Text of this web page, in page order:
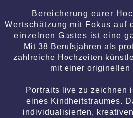
Bereicherung eurer
Wertschätzung mit Fokus
einzelnen Gastes ist eine
Mit 38 Berufsjahren als
zahlreiche Hochzeiten
mit einer originellen
Portraits live zu zeichnen
eines Kindheitstraumes.
individualisierten,